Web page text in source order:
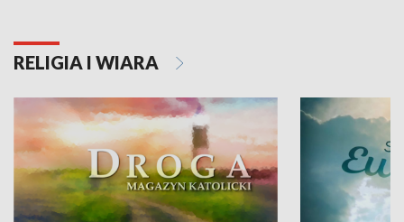
RELIGIA I WIARA